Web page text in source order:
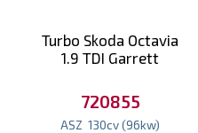
Turbo Skoda Octavia
1.9 TDI Garrett
720855
ASZ 130cv(96kw)